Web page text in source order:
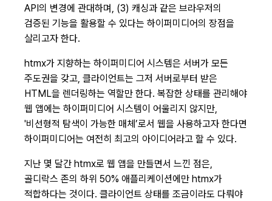
API의 변경에 관대하며, (3) 캐싱과 같은 브라우저의
검증된 기능을 활용할 수 있다는 하이퍼미디어의 장점을
살리고자 한다.
htmx가 지향하는 하이퍼미디어 시스템은 서버가 모든
주도권을 갖고, 클라이언트는 그저 서버로부터 받은
HTML을 렌더링하는 역할만 한다. 복잡한 상태를 관리해야
웹 앱에는 하이퍼미디어 시스템이 어울리지 않지만,
'비선형적 탐색이 가능한 매체’로서 웹을 사용하고자 한다면
하이퍼미디어는 여전히 최고의 아이디어라고 할 수 있다.
지난 몇 달간 htmx로 웹 앱을 만들면서 느낀 점은,
골디락스 존의 하위 50% 애플리케이션에만 htmx가
적합하다는 것이다. 클라이언트 상태를 조금이라도 다뤄야